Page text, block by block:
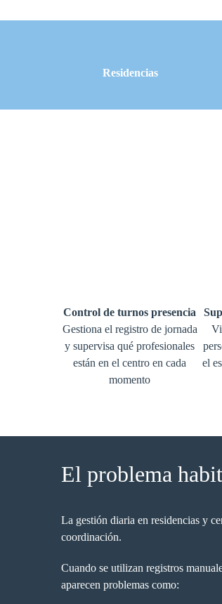
Residencias
Control de turnos presencia
Gestiona el registro de jornada
y supervisa qué profesionales
están en el centro en cada
momento
el
El problema
La gestión diaria en residencias y
coordinación.
Cuando se utilizan registros
aparecen problemas como: